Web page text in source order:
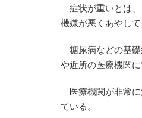
症状が重いとは、
機嫌が悪くあやし
糖尿病などの基礎
や近所の医療機関
医療機関が非常に
ている。